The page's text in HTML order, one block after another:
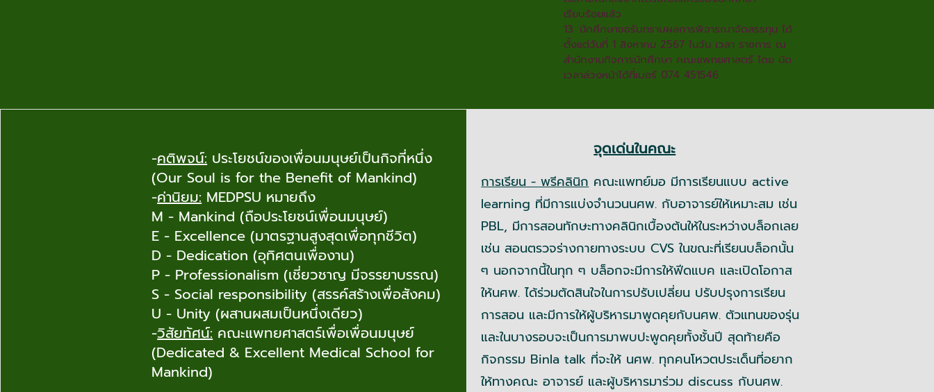
เรียบร้อยแล้ว
13. นักศึกษาขอรับทราบผลการพิจารณาจัดสรรทุน ได้
ตั้งแต่วันที่ 1 สิงหาคม 2567 ในวัน เวลา ราชการ ณ
สำนักงานกิจการนักศึกษา คณะแพทยศาสตร์ โดย นัด
เวลาล่วงหน้าได้ที่เบอร์ 074 451546
-คติพจน์:ประโยชน์ของเพื่อนมนุษย์เป็นกิจที่หนึ่ง
(Our Soul is for the Benefit of Mankind)
-ค่านิยม:MEDPSU หมายถึง
M - Mankind (ถือประโยชน์เพื่อนมนุษย์)
E - Excellence (มาตรฐานสูงสุดเพื่อทุกชีวิต)
D - Dedication (อุทิศตนเพื่องาน)
P - Professionalism (เชี่ยวชาญ มีจรรยาบรรณ)
S - Social responsibility (สรรค์สร้างเพื่อสังคม)
U - Unity (ผสานผสมเป็นหนึ่งเดียว)
-วิสัยทัศน์:คณะแพทยศาสตร์เพื่อเพื่อนมนุษย์
(Dedicated & Excellent Medical School for
Mankind)
จุดเด่นในคณะ
การเรียน - พรีคลินิกคณะแพทย์มอ มีการเรียนแบบ active
learning ที่มีการแบ่งจำนวนนศพ. กับอาจารย์ให้เหมาะสม เช่น
PBL, มีการสอนทักษะทางคลินิกเบื้องต้นให้ในระหว่างบล็อกเลย
เช่น สอนตรวจร่างกายทางระบบ CVS ในขณะที่เรียนบล็อกนั้น
ๆ นอกจากนี้ในทุก ๆ บล็อกจะมีการให้ฟีดแบค และเปิดโอกาส
ให้นศพ. ได้ร่วมตัดสินใจในการปรับเปลี่ยน ปรับปรุงการเรียน
การสอน และมีการให้ผู้บริหารมาพูดคุยกับนศพ. ตัวแทนของรุ่น
และในบางรอบจะเป็นการมาพบปะพูดคุยทั้งชั้นปี สุดท้ายคือ
กิจกรรม Binla talk ที่จะให้ นศพ. ทุกคนโหวตประเด็นที่อยาก
ให้ทางคณะ อาจารย์ และผู้บริหารมาร่วม discuss กับนศพ.